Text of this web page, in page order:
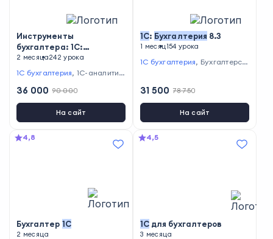
Инструменты
бухгалтера: 1C:
Бухгалтерия8.3 и Excel
2 месяца242 урока
1С бухгалтерия, 1С-аналитик
говое планирование
Google Таблицы
36 000 90 000
На сайт
1С: Бухгалтерия 8.3
1 месяц154 урока
1С бухгалтерия, Бухгалтерск
31 500 78 750
На сайт
4,8
Бухгалтер 1С
2 месяца
4,5
1С для бухгалтеров
3 месяца